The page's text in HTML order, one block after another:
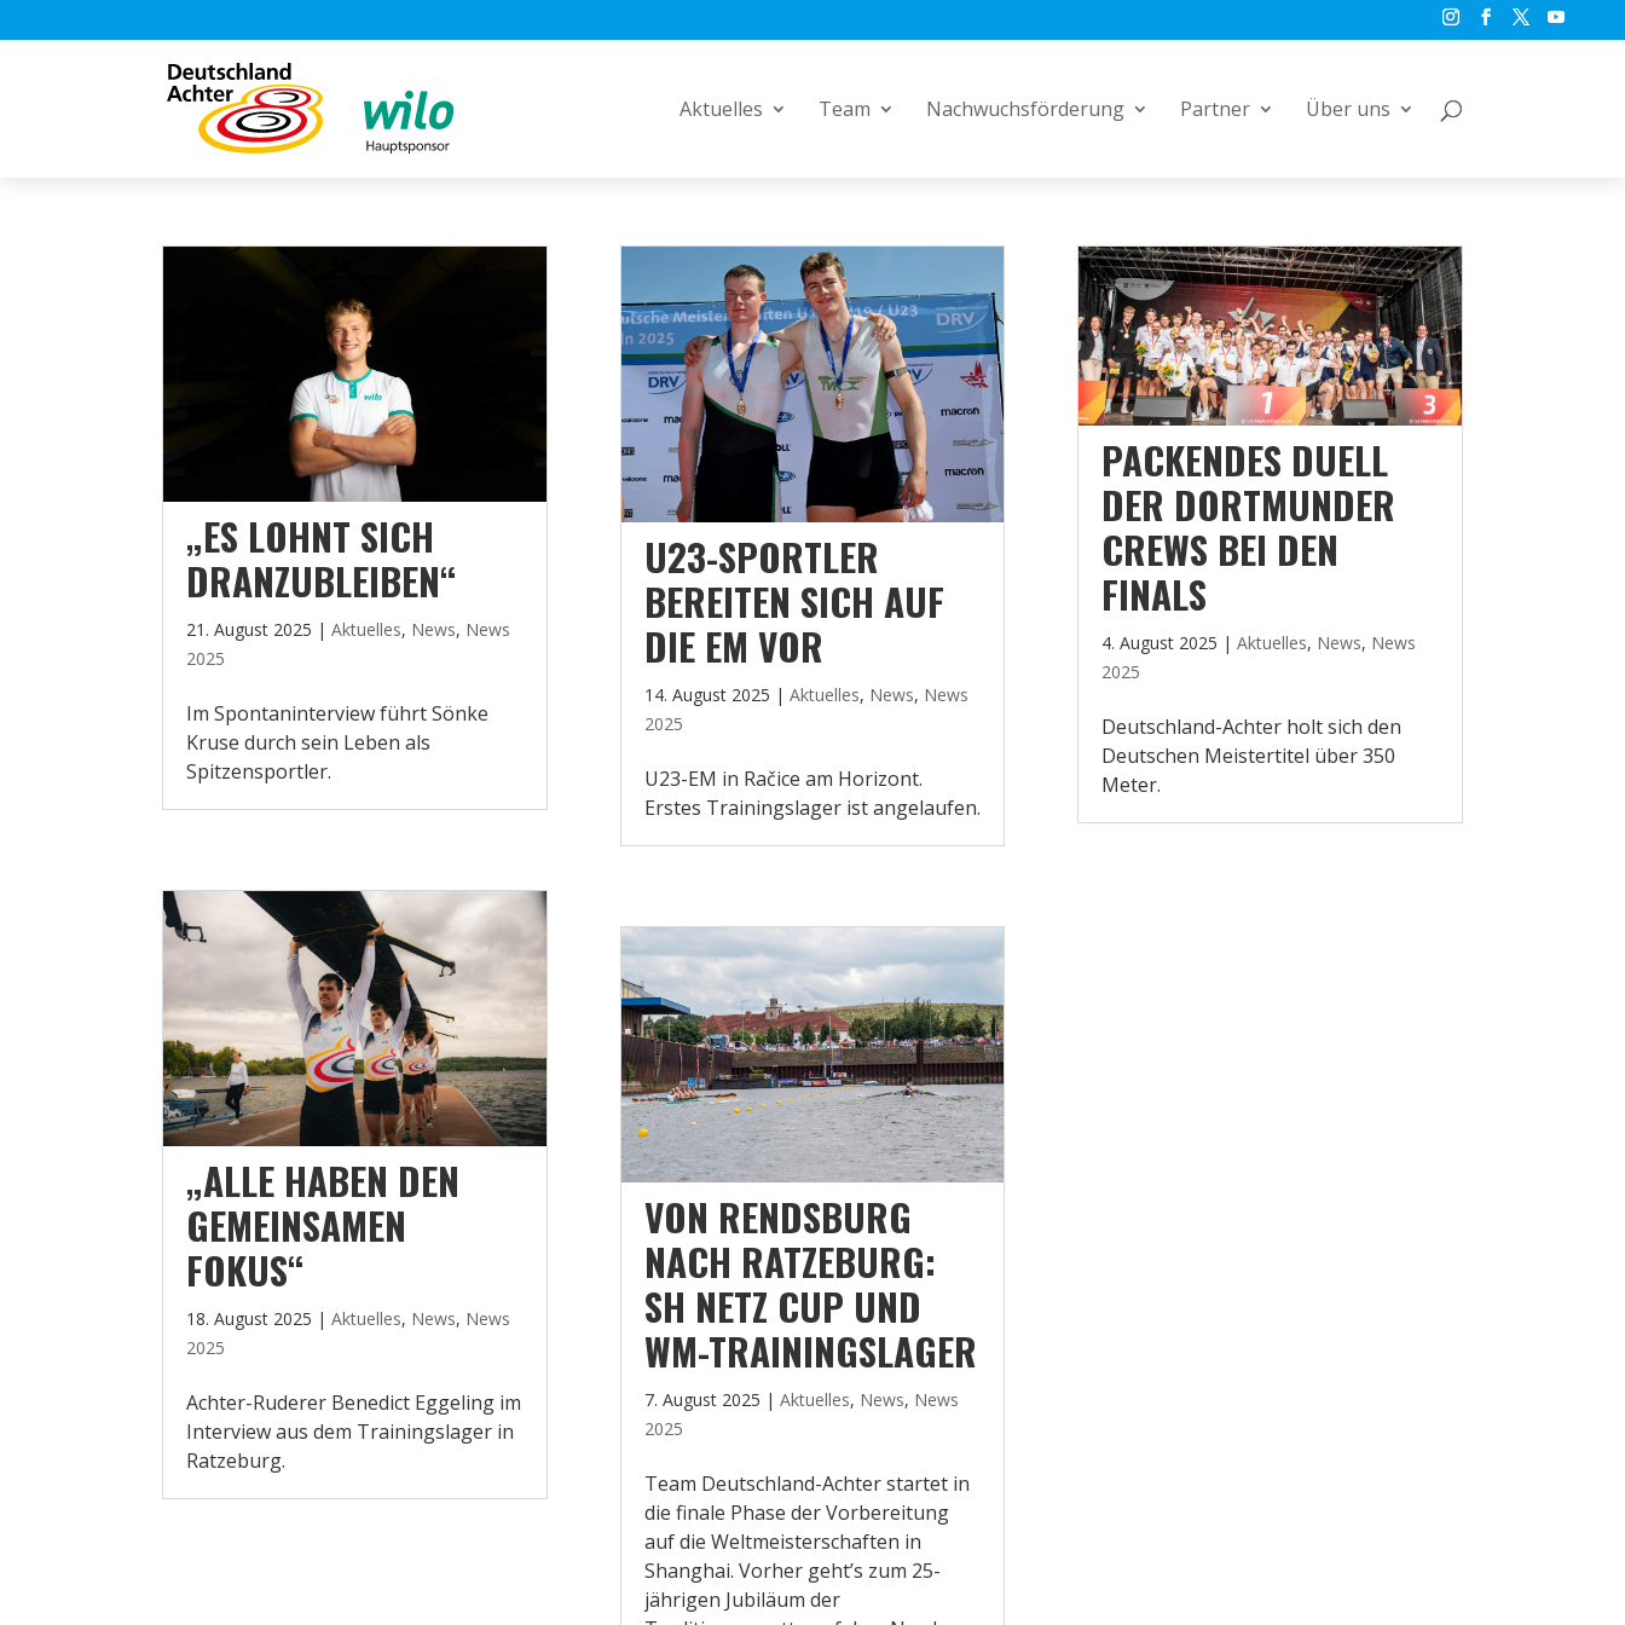
Aktuelles Team Nachwuchsförderung Partner Über uns
„ES LOHNT SICH
DRANZUBLEIBEN“
21. August 2025 |Aktuelles, News, News
2025
Im Spontaninterview führt Sönke
Kruse durch sein Leben als
Spitzensportler.
„ALLE HABEN DEN
GEMEINSAMEN
FOKUS“
18. August 2025 |Aktuelles, News, News
2025
Achter-Ruderer Benedict Eggeling im
Interview aus dem Trainingslager in
Ratzeburg.
U23-SPORTLER
BEREITEN SICH AUF
DIE EM VOR
14. August 2025 | Aktuelles, News, News
2025
U23-EM in Račice am Horizont.
Erstes Trainingslager ist angelaufen.
VON RENDSBURG
NACH RATZEBURG:
SH NETZ CUP UND
WM-TRAININGSLAGER
7. August 2025 | Aktuelles, News, News
2025
Team Deutschland-Achter startet in
die finale Phase der Vorbereitung
auf die Weltmeisterschaften in
Shanghai. Vorher geht’s zum 25-
jährigen Jubiläum der
PACKENDES DUELL
DER DORTMUNDER
CREWS BEI DEN
FINALS
4. August 2025 |Aktuelles, News, News
2025
Deutschland-Achter holt sich den
Deutschen Meistertitel über 350
Meter.